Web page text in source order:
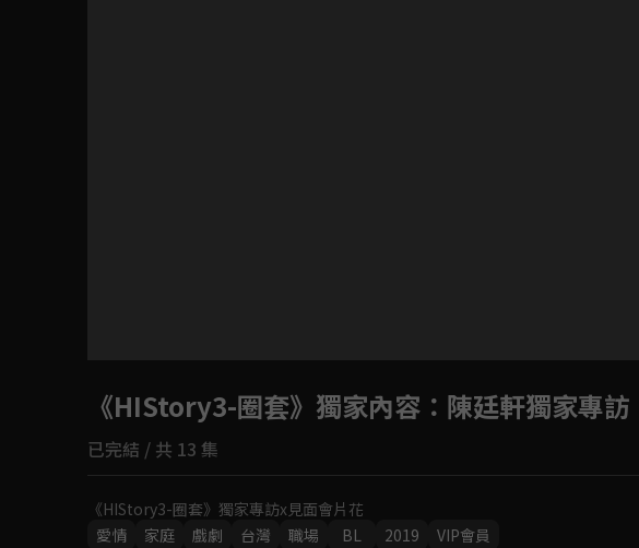
《HIStory3-圈套》獨家內容 ：陳廷軒獨家專訪
已完結 / 共 13 集
《HIStory3-圈套》獨家專訪x見面會片花
愛情
家庭 戲劇 台灣 職場 BL 2019 VIP會員